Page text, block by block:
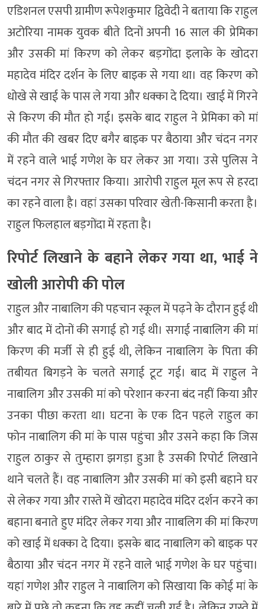
एडिशनल एसपी ग्रामीण रूपेशकुमार द्विवेदी ने बताया कि राहुल
अटोरिया नामक युवक बीते दिनों अपनी 16 साल की प्रेमिका
और उसकी मां किरण को लेकर बड़गोंदा इलाके के खोदरा
महादेव मंदिर दर्शन के लिए बाइक से गया था। वह किरण को
धोखे से खाई के पास ले गया और धक्का दे दिया। खाई में गिरने
से किरण की मौत हो गई। इसके बाद राहुल ने प्रेमिका को मां
की मौत की खबर दिए बगैर बाइक पर बैठाया और चंदन नगर
में रहने वाले भाई गणेश के घर लेकर आ गया। उसे पुलिस ने
चंदन नगर से गिरफ्तार किया। आरोपी राहुल मूल रूप से हरदा
का रहने वाला है। वहां उसका परिवार खेती-किसानी करता है।
राहुल फिलहाल बड़गोंदा में रहता है।
रिपोर्ट लिखाने के बहाने लेकर गया था, भाई ने
खोली आरोपी की पोल
राहुल और नाबालिग की पहचान स्कूल में पढ़ने के दौरान हुई थी
और बाद में दोनों की सगाई हो गई थी। सगाई नाबालिग की मां
किरण की मर्जी से ही हुई थी, लेकिन नाबालिग के पिता की
तबीयत बिगड़ने के चलते सगाई टूट गई। बाद में राहुल ने
नाबालिग और उसकी मां को परेशान करना बंद नहीं किया और
उनका पीछा करता था। घटना के एक दिन पहले राहुल का
फोन नाबालिग की मां के पास पहुंचा और उसने कहा कि जिस
राहुल ठाकुर से तुम्हारा झगड़ा हुआ है उसकी रिपोर्ट लिखाने
थाने चलते हैं। वह नाबालिग और उसकी मां को इसी बहाने घर
से लेकर गया और रास्ते में खोदरा महादेव मंदिर दर्शन करने का
बहाना बनाते हुए मंदिर लेकर गया और नााबलिग की मां किरण
को खाई में धक्का दे दिया। इसके बाद नाबालिग को बाइक पर
बैठाया और चंदन नगर में रहने वाले भाई गणेश के घर पहुंचा।
यहां गणेश और राहुल ने नाबालिग को सिखाया कि कोई मां के